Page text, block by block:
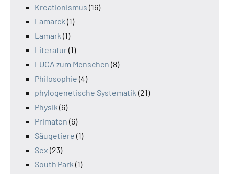
Kreationismus (16)
Lamarck (1)
Lamark (1)
Literatur(1)
LUCA zum Menschen (8)
Philosophie (4)
phylogenetische Systematik (21)
Physik (6)
Primaten (6)
Säugetiere (1)
Sex (23)
South Park (1)